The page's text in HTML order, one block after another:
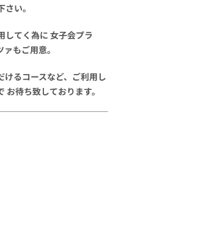
い。
してく為に 女子会プラ
もご用意。
るコースなど、ご利用し
待ち致しております。